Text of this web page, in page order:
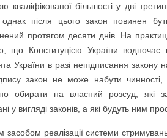
кваліфікованої більшості у дві
однак після цього закон повинен
протягом десяти днів. На
що Конституцією України водночас
України в разі непідписання закону
закон не може набути
обирати на власний розсуд, які
у вигляді законів, а які будуть ним
засобом реалізації системи